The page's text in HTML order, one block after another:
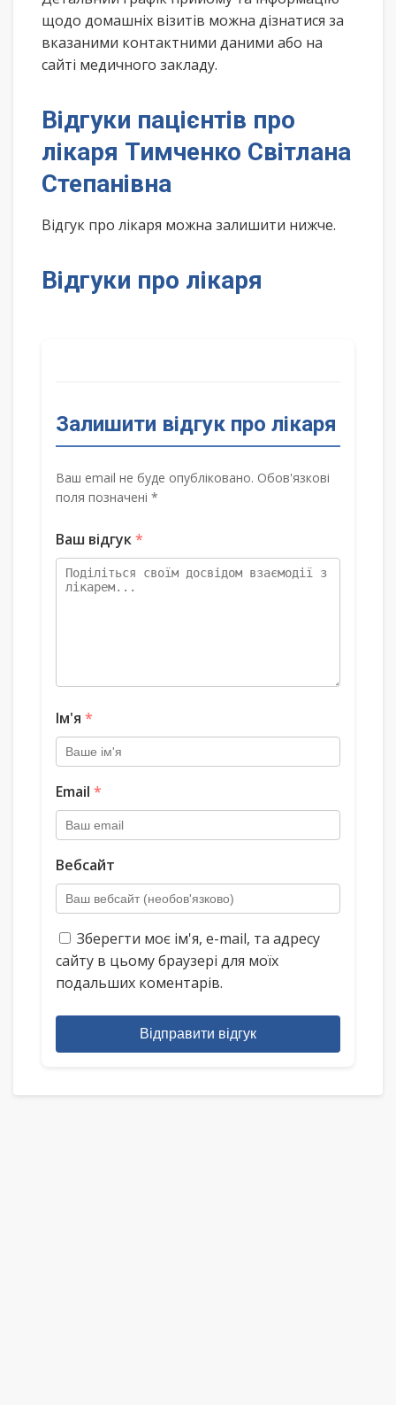
щодо домашніх візитів можна дізнатися за
вказаними контактними даними або на
сайті медичного закладу.
Відгуки пацієнтів про
лікаря Тимченко Світлана
Степанівна
Відгук про лікаря можна залишити нижче.
Відгуки про лікаря
Залишити відгук про лікаря
Ваш email не буде опубліковано. Обов'язкові
поля позначені *
Ваш відгук*
Ім'я *
Email *
Вебсайт
Зберегти моє ім'я, e-mail, та адресу
сайту в цьому браузері для моїх
подальших коментарів.
Відправити відгук